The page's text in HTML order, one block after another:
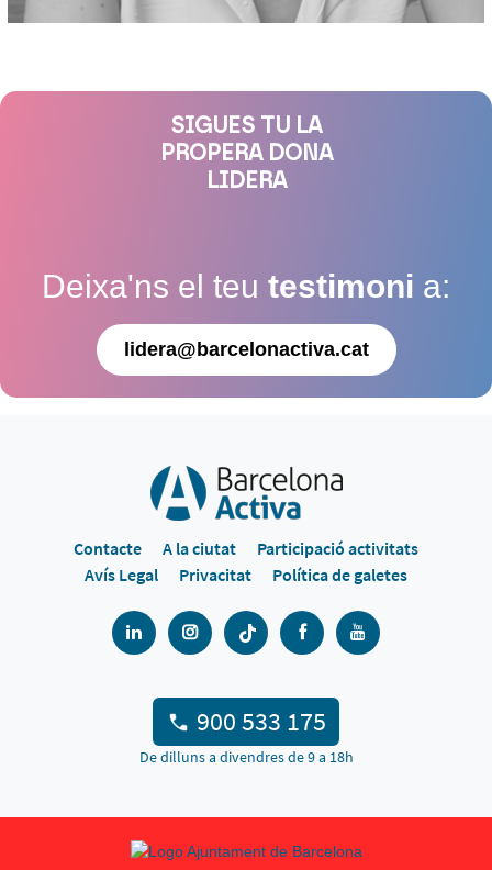
SIGUES TU LA
PROPERA DONA
LIDERA
Deixa'ns el teu testimoni a:
lidera@barcelonactiva.cat
Contacte A la ciutat
Participació activitats
Avís Legal
Privacitat Política de galetes
900 533 175
De dilluns a divendres de 9 a 18h